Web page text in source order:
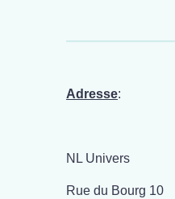
Adresse:
NL Univers
Rue du Bourg 10